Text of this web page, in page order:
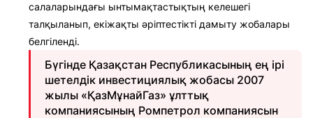
салаларындағы ынтымақтастықтың келешегі
талқыланып, екіжақты әріптестікті дамыту жобалары
белгіленді.
Бүгінде Қазақстан Республикасының ең ірі
шетелдік инвестициялық жобасы 2007
жылы «ҚазМұнайГаз» ұлттық
компаниясының Ромпетрол компаниясын